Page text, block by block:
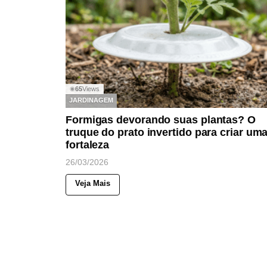
◉65Views
JARDINAGEM
Formigas devorando suas plantas? O
truque do prato invertido para criar
fortaleza
26/03/2026
Veja Mais